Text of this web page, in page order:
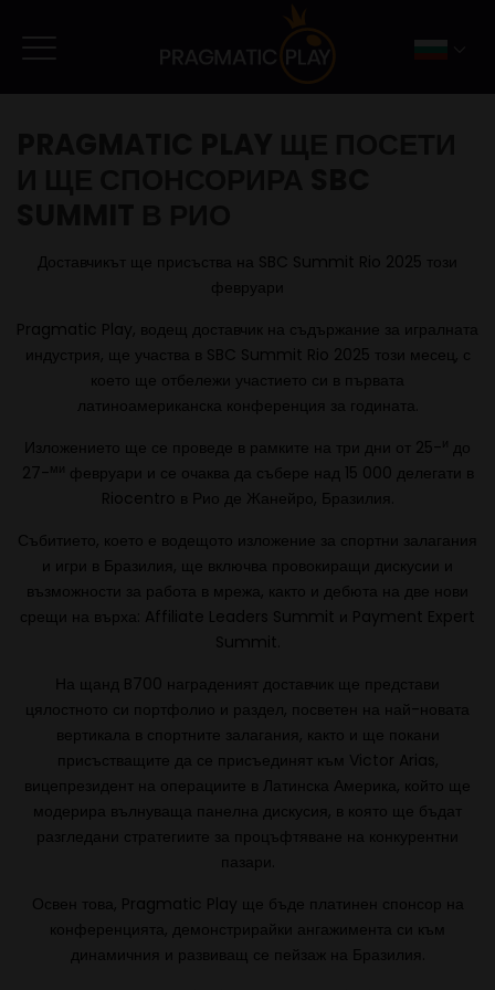
Доставчикът ще присъства на SBC Summit Rio 2025 този
февруари
Pragmatic Play, водещ доставчик на съдържание за игралната
индустрия, ще участва в SBC Summit Rio 2025 този месец, с
което ще отбележи участието си в първата
латиноамериканска конференция за годината.
Изложението ще се проведе в рамките на три дни от 25-и до
27-ми февруари и се очаква да събере над 15 000 делегати в
Riocentro в Рио де Жанейро, Бразилия.
Събитието, което е водещото изложение за спортни залагания
и игри в Бразилия, ще включва провокиращи дискусии и
възможности за работа в мрежа, както и дебюта на две нови
срещи на върха: Affiliate Leaders Summit и Payment Expert
Summit.
На щанд B700 награденият доставчик ще представи
цялостното си портфолио и раздел, посветен на най-новата
вертикала в спортните залагания, както и ще покани
присъстващите да се присъединят към Victor Arias,
вицепрезидент на операциите в Латинска Америка, който ще
модерира вълнуваща панелна дискусия, в която ще бъдат
разгледани стратегиите за процъфтяване на конкурентни
пазари.
Освен това, Pragmatic Play ще бъде платинен спонсор на
конференцията, демонстрирайки ангажимента си към
динамичния и развиващ се пейзаж на Бразилия.